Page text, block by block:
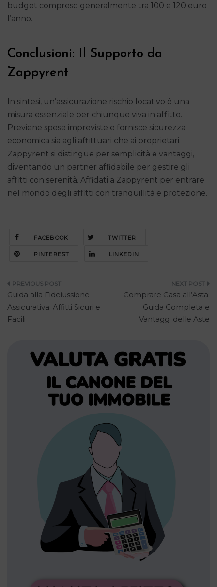
budget compreso generalmente tra 100 e 120 euro
l’anno.
Conclusioni: Il Supporto da
Zappyrent
In sintesi, un’assicurazione rischio locativo è una
misura essenziale per chiunque viva in affitto.
Previene spese impreviste e fornisce sicurezza
economica sia agli affittuari che ai proprietari.
Zappyrent si distingue per semplicità e vantaggi,
diventando un partner affidabile per gestire gli
affitti con serenità. Affidati a Zappyrent per entrare
nel mondo degli affitti con tranquillità e protezione.
FACEBOOK TWITTER
PINTEREST LINKEDIN
Navigazione
articoli
Guida alla Fideiussione
Assicurativa: Affitti Sicuri e
Facili
Comprare Casa all’Asta:
Guida Completa e
Vantaggi delle Aste